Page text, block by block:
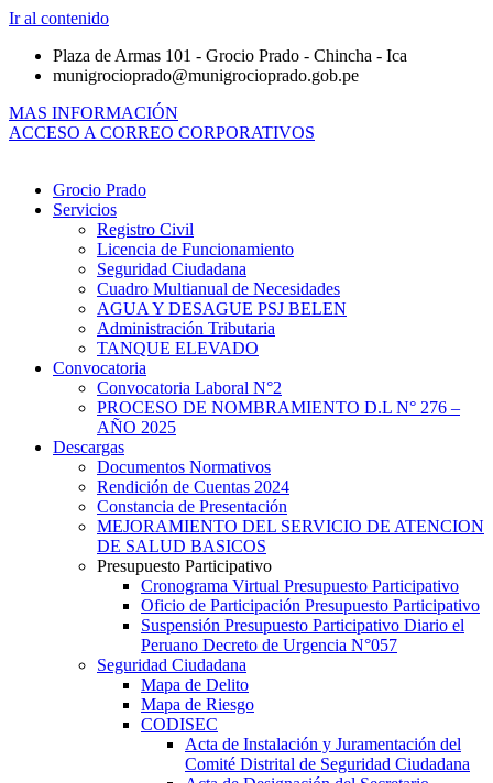
Ir al contenido
Plaza de Armas 101 - Grocio Prado - Chincha - Ica
munigrocioprado@munigrocioprado.gob.pe
MAS INFORMACIÓN
ACCESO A CORREO CORPORATIVOS
Grocio Prado
Servicios
Registro Civil
Licencia de Funcionamiento
Seguridad Ciudadana
Cuadro Multianual de Necesidades
AGUA Y DESAGUE PSJ BELEN
Administración Tributaria
TANQUE ELEVADO
Convocatoria
Convocatoria Laboral N°2
PROCESO DE NOMBRAMIENTO D.L N° 276 –
AÑO 2025
Descargas
Documentos Normativos
Rendición de Cuentas 2024
Constancia de Presentación
MEJORAMIENTO DEL SERVICIO DE ATENCION
DE SALUD BASICOS
Presupuesto Participativo
Cronograma Virtual Presupuesto Participativo
Oficio de Participación Presupuesto Participativo
Suspensión Presupuesto Participativo Diario el
Peruano Decreto de Urgencia N°057
Seguridad Ciudadana
Mapa de Delito
Mapa de Riesgo
CODISEC
Acta de Instalación y Juramentación del
Comité Distrital de Seguridad Ciudadana